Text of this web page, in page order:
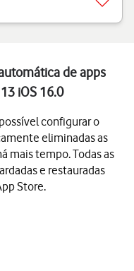
de apps
iOS 16.0
configurar o
eliminadas as
mais tempo. Todas as
e restauradas
Store.